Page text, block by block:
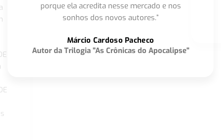
porque ela acredita nesse mercado e nos
sonhos dos novos autores.”
Márcio Cardoso Pacheco
Autor da Trilogia "As Crônicas do Apocalipse"